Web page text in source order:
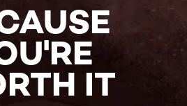
IT